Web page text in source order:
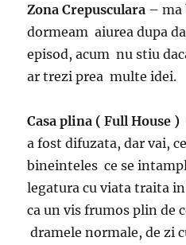
Zona Crepusculara – ma
dormeam aiurea dupa
episod, acum nu stiu
ar trezi prea multe idei.
Casa plina ( Full House )
a fost difuzata, dar vai,
bineinteles ce se
legatura cu viata traita
ca un vis frumos plin de
dramele normale, de zi